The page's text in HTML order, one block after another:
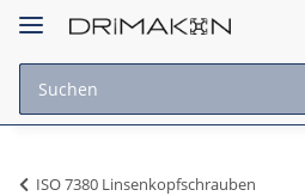
ISO 7380 Linsenkopfschrauben